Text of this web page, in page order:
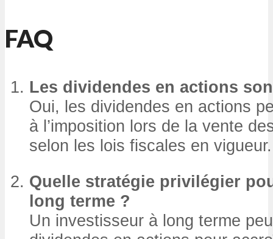
FAQ
Les dividendes en actions
Oui, les dividendes en actions
à l’imposition lors de la vente
selon les lois fiscales en vigueur.
Quelle stratégie privilégier
long terme ?
Un investisseur à long terme